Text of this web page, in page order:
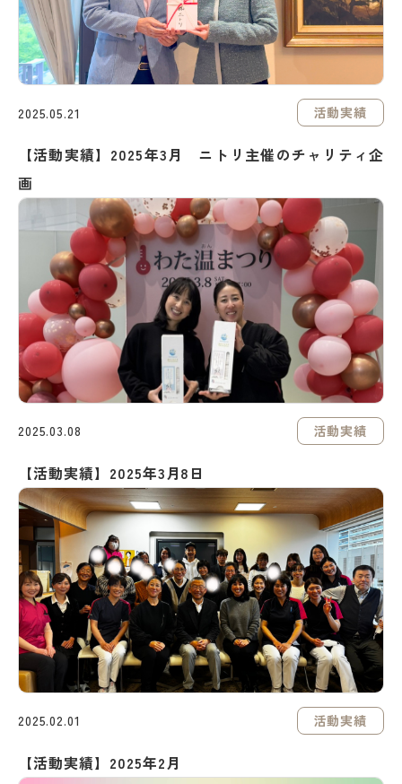
2025.05.21 活動実績
【活動実績】2025年3月 ニトリ主催のチャリティ企
画
2025.03.08 活動実績
【活動実績】2025年3月8日
2025.02.01 活動実績
【活動実績】2025年2月